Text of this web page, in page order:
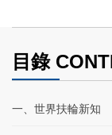
目錄
一、世界扶輪新知